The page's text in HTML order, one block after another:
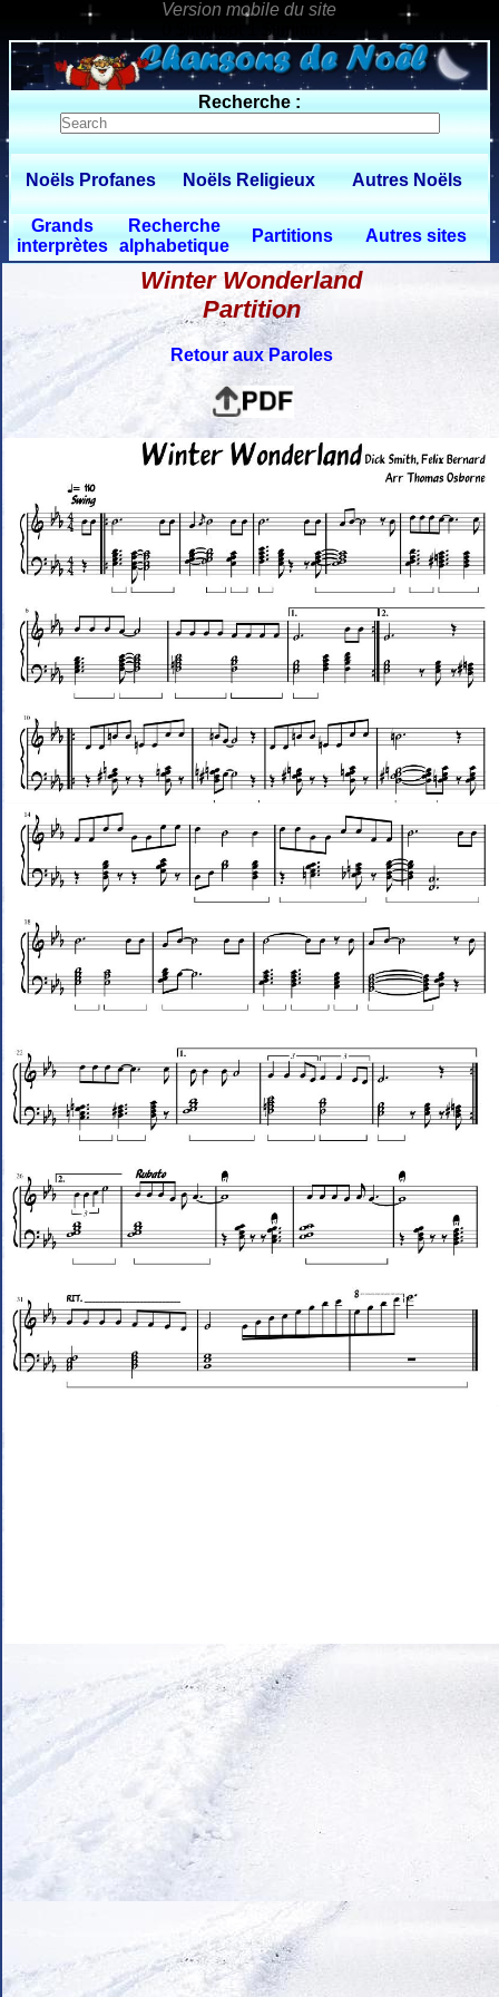
0 $limitbot 1 $limittot 2
Recherche :
Noëls Profanes Noëls Religieux Autres Noëls
Grands
interprètes
Recherche
alphabetique
Partitions Autres sites
Winter Wonderland
Partition
Retour aux Paroles